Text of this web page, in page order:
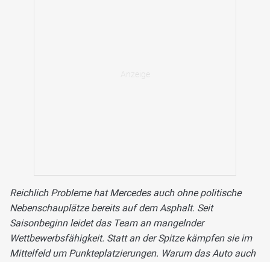
Reichlich Probleme hat Mercedes auch ohne politische
Nebenschauplätze bereits auf dem Asphalt. Seit
Saisonbeginn leidet das Team an mangelnder
Wettbewerbsfähigkeit. Statt an der Spitze kämpfen sie im
Mittelfeld um Punkteplatzierungen. Warum das Auto auch